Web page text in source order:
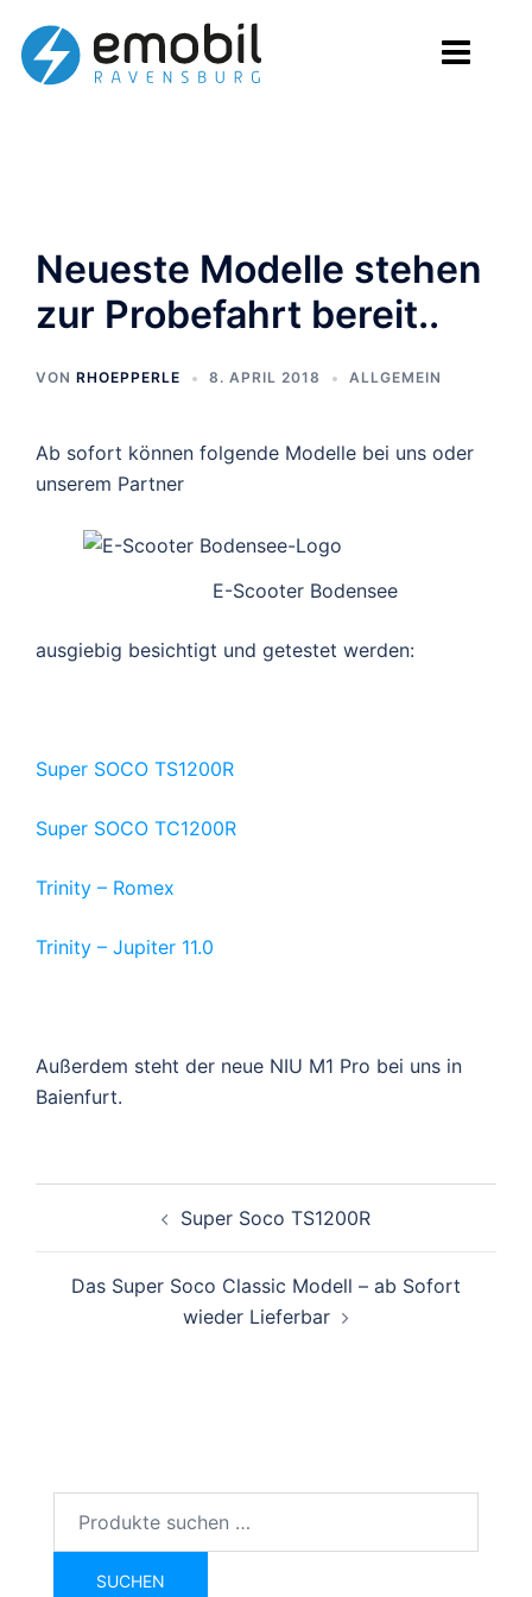
Inhalt
springen
Neueste Modelle stehen
zur Probefahrt bereit..
VON RHOEPPERLE 8. APRIL 2018 ALLGEMEIN
Ab sofort können folgende Modelle bei uns oder
unserem Partner
E-Scooter Bodensee
ausgiebig besichtigt und getestet werden:
Super SOCO TS1200R
Super SOCO TC1200R
Trinity – Romex
Trinity – Jupiter 11.0
Außerdem steht der neue NIU M1 Pro bei uns in
Baienfurt.
Super Soco TS1200R
Das Super Soco Classic Modell – ab Sofort
wieder Lieferbar
SUCHEN